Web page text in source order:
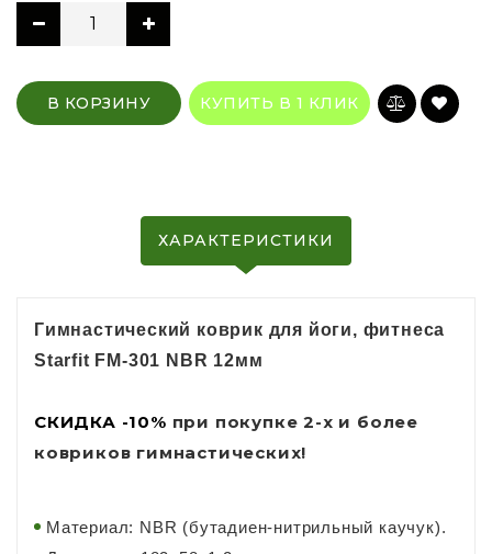
В КОРЗИНУ КУПИТЬ В 1 КЛИК
ХАРАКТЕРИСТИКИ
Гимнастический коврик для йоги, фитнеса
Starfit FM-301 NBR 12мм
СКИДКА -10% при покупке 2-х и более
ковриков гимнастических!
Материал: NBR (бутадиен-нитрильный каучук).